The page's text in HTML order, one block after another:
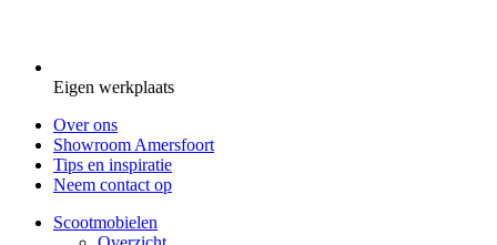
Eigen werkplaats
Over ons
Showroom Amersfoort
Tips en inspiratie
Neem contact op
Scootmobielen